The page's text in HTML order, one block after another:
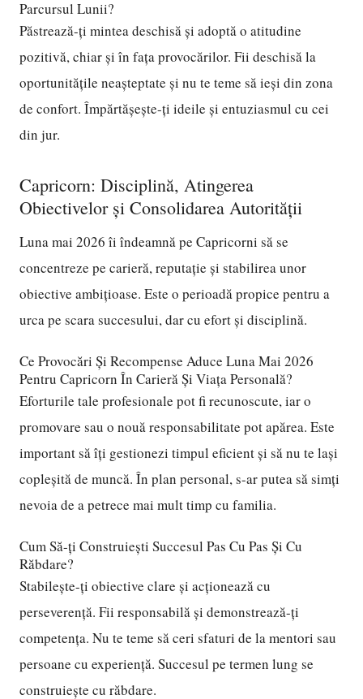
Parcursul Lunii?
Păstrează-ți mintea deschisă și adoptă o atitudine
pozitivă, chiar și în fața provocărilor. Fii deschisă la
oportunitățile neașteptate și nu te teme să ieși din zona
de confort. Împărtășește-ți ideile și entuziasmul cu cei
din jur.
Capricorn: Disciplină, Atingerea
Obiectivelor și Consolidarea Autorității
Luna mai 2026 îi îndeamnă pe Capricorni să se
concentreze pe carieră, reputație și stabilirea unor
obiective ambițioase. Este o perioadă propice pentru a
urca pe scara succesului, dar cu efort și disciplină.
Ce Provocări Și Recompense Aduce Luna Mai 2026
Pentru Capricorn În Carieră Și Viața Personală?
Eforturile tale profesionale pot fi recunoscute, iar o
promovare sau o nouă responsabilitate pot apărea. Este
important să îți gestionezi timpul eficient și să nu te lași
copleșită de muncă. În plan personal, s-ar putea să simți
nevoia de a petrece mai mult timp cu familia.
Cum Să-ți Construiești Succesul Pas Cu Pas Și Cu
Răbdare?
Stabilește-ți obiective clare și acționează cu
perseverență. Fii responsabilă și demonstrează-ți
competența. Nu te teme să ceri sfaturi de la mentori sau
persoane cu experiență. Succesul pe termen lung se
construiește cu răbdare.